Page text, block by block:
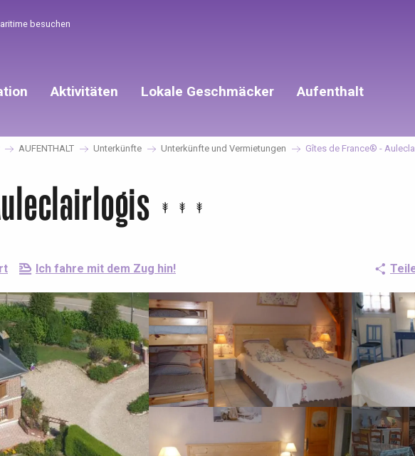
besuchen
Aktivitäten Lokale Geschmäcker Aufenthalt
AUFENTHALT Unterkünfte Unterkünfte und Vermietungen Gîtes de France® -
Ich fahre mit dem Zug hin!